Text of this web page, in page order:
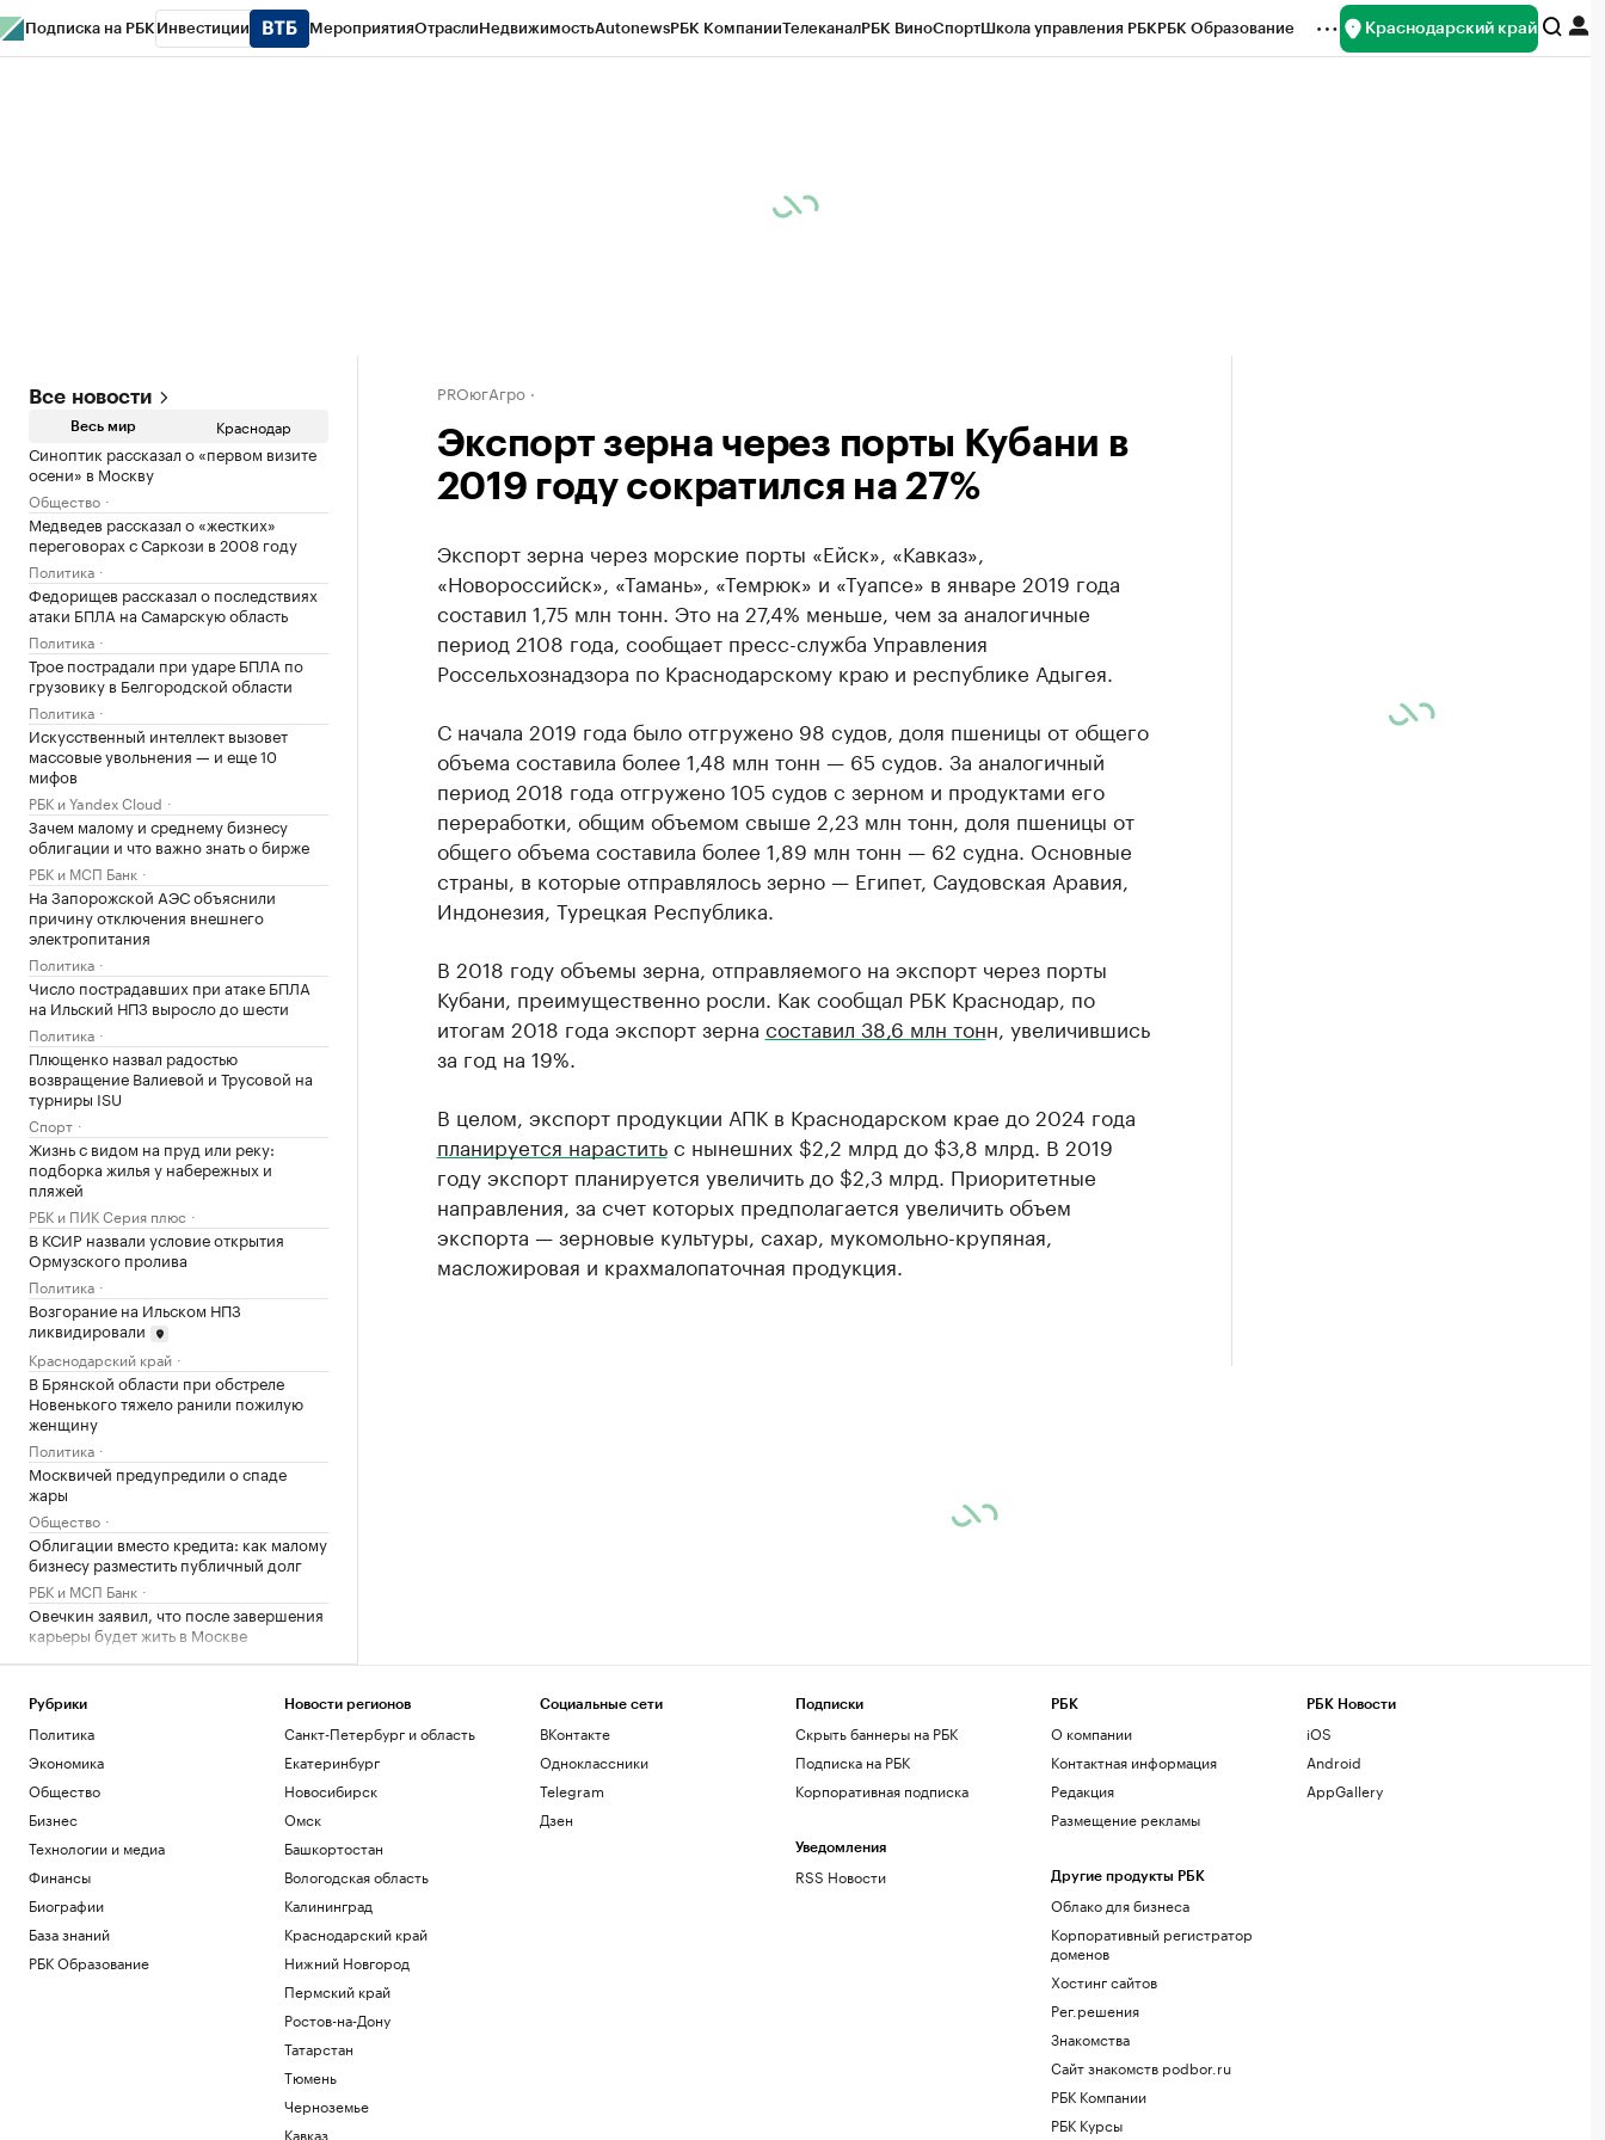
Подписка на РБК Инвестиции МероприятияОтраслиНедвижимостьAutonewsРБК КомпанииТелеканалРБК ВиноСпортШкола управления РБКРБК Образование Краснодарский край
Все новости
Весь мир Краснодар
Синоптик рассказал о «первом визите
осени» в Москву
Общество
Медведев рассказал о «жестких»
переговорах с Саркози в 2008 году
Политика
Федорищев рассказал о последствиях
атаки БПЛА на Самарскую область
Политика
Трое пострадали при ударе БПЛА по
грузовику в Белгородской области
Политика
Искусственный интеллект вызовет
массовые увольнения — и еще 10
мифов
РБК и Yandex Cloud
Зачем малому и среднему бизнесу
облигации и что важно знать о бирже
РБК и МСП Банк
На Запорожской АЭС объяснили
причину отключения внешнего
электропитания
Политика
Число пострадавших при атаке БПЛА
на Ильский НПЗ выросло до шести
Политика
Плющенко назвал радостью
возвращение Валиевой и Трусовой на
турниры ISU
Спорт
Жизнь с видом на пруд или реку:
подборка жилья у набережных и
пляжей
РБК и ПИК Серия плюс
В КСИР назвали условие открытия
Ормузского пролива
Политика
Возгорание на Ильском НПЗ
ликвидировали
Краснодарский край
В Брянской области при обстреле
Новенького тяжело ранили пожилую
женщину
Политика
Москвичей предупредили о спаде
жары
Общество
Облигации вместо кредита: как малому
бизнесу разместить публичный долг
РБК и МСП Банк
Овечкин заявил, что после завершения
карьеры будет жить в Москве
Спорт
Востока. Гастрогид
РБК и РСХБ
У побережья Турции обнаружили
неизвестный беспилотник
Политика
«Арсенал» совершил один из самых
дорогих трансферов в своей истории
Спорт
беспилотника рядом с газопроводом
Политика
PROюгАгро
Экспорт зерна через порты Кубани в
2019 году сократился на 27%
Экспорт зерна через морские порты «Ейск», «Кавказ»,
«Новороссийск», «Тамань», «Темрюк» и «Туапсе» в январе 2019 года
составил 1,75 млн тонн. Это на 27,4% меньше, чем за аналогичные
период 2108 года, сообщает пресс-служба Управления
Россельхознадзора по Краснодарскому краю и республике Адыгея.
С начала 2019 года было отгружено 98 судов, доля пшеницы от общего
объема составила более 1,48 млн тонн — 65 судов. За аналогичный
период 2018 года отгружено 105 судов с зерном и продуктами его
переработки, общим объемом свыше 2,23 млн тонн, доля пшеницы от
общего объема составила более 1,89 млн тонн — 62 судна. Основные
страны, в которые отправлялось зерно — Египет, Саудовская Аравия,
Индонезия, Турецкая Республика.
В 2018 году объемы зерна, отправляемого на экспорт через порты
Кубани, преимущественно росли. Как сообщал РБК Краснодар, по
итогам 2018 года экспорт зерна составил 38,6 млн тонн, увеличившись
за год на 19%.
В целом, экспорт продукции АПК в Краснодарском крае до 2024 года
планируется нараститьс нынешних $2,2 млрд до $3,8 млрд. В 2019
году экспорт планируется увеличить до $2,3 млрд. Приоритетные
направления, за счет которых предполагается увеличить объем
экспорта — зерновые культуры, сахар, мукомольно-крупяная,
масложировая и крахмалопаточная продукция.
Рубрики
Политика
Экономика
Общество
Бизнес
Технологии и медиа
Финансы
Биографии
База знаний
РБК Образование
Новости регионов
Санкт-Петербург и область
Екатеринбург
Новосибирск
Омск
Башкортостан
Вологодская область
Калининград
Краснодарский край
Нижний Новгород
Пермский край
Ростов-на-Дону
Татарстан
Тюмень
Черноземье
Кавказ
Социальные сети
ВКонтакте
Одноклассники
Telegram
Дзен
Подписки
Скрыть баннеры на РБК
Подписка на РБК
Корпоративная подписка
Уведомления
RSS Новости
РБК
О компании
Контактная информация
Редакция
Размещение рекламы
Другие продукты РБК
Облако для бизнеса
Корпоративный регистратор
доменов
Хостинг сайтов
Рег.решения
Знакомства
Сайт знакомств podbor.ru
РБК Компании
РБК Курсы
РБК Новости
iOS
Android
AppGallery